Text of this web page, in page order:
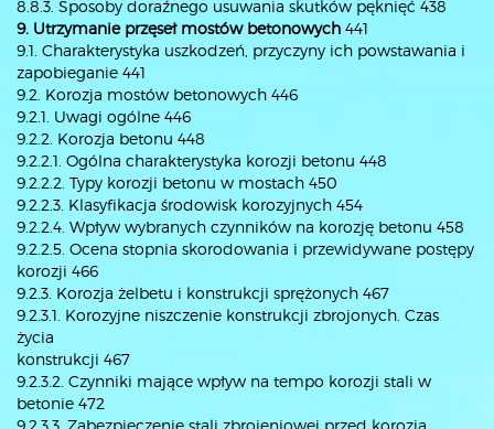
8.8.3. Sposoby doraźnego usuwania skutków pęknięć 438
9. Utrzymanie przęseł mostów betonowych 441
9.1. Charakterystyka uszkodzeń, przyczyny ich powstawania i
zapobieganie 441
9.2. Korozja mostów betonowych 446
9.2.1. Uwagi ogólne 446
9.2.2. Korozja betonu 448
9.2.2.1. Ogólna charakterystyka korozji betonu 448
9.2.2.2. Typy korozji betonu w mostach 450
9.2.2.3. Klasyfikacja środowisk korozyjnych 454
9.2.2.4. Wpływ wybranych czynników na korozję betonu 458
9.2.2.5. Ocena stopnia skorodowania i przewidywane postępy
korozji 466
9.2.3. Korozja żelbetu i konstrukcji sprężonych 467
9.2.3.1. Korozyjne niszczenie konstrukcji zbrojonych. Czas
życia
konstrukcji 467
9.2.3.2. Czynniki mające wpływ na tempo korozji stali w
betonie 472
9.2.3.3. Zabezpieczenie stali zbrojeniowej przed korozją.